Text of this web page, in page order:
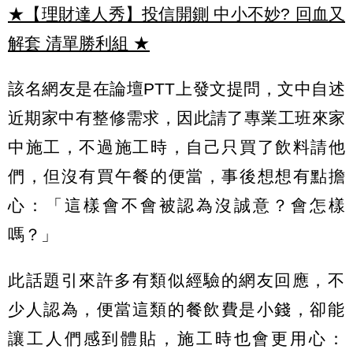
★【理財達人秀】投信開鍘 中小不妙? 回血又
解套 清單勝利組 ★
該名網友是在論壇PTT上發文提問，文中自述
近期家中有整修需求，因此請了專業工班來家
中施工，不過施工時，自己只買了飲料請他
們，但沒有買午餐的便當，事後想想有點擔
心：「這樣會不會被認為沒誠意？會怎樣
嗎？」
此話題引來許多有類似經驗的網友回應，不
少人認為，便當這類的餐飲費是小錢，卻能
讓工人們感到體貼，施工時也會更用心：